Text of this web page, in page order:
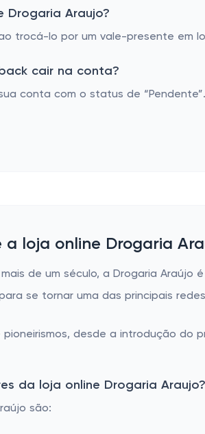
Drogaria Araujo?
trocá-lo por um vale-presente em
cair na conta?
conta com o status de
a loja online Drogaria
de um século, a Drogaria
se tornar uma das principais
desde a introdução do
da loja online Drogaria Araujo?
são: